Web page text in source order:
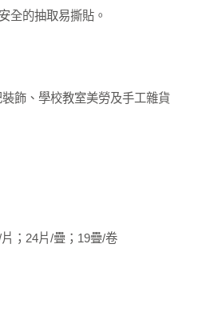
全的抽取易撕貼。
飾、學校教室美勞及手工雜貨
；24片/疊；19疊/卷